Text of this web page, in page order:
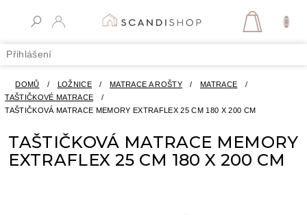
Přihlášení
DOMŮ / LOŽNICE / MATRACE A ROŠTY / MATRACE
/
TAŠTIČKOVÉ MATRACE
/
TAŠTIČKOVÁ MATRACE MEMORY EXTRAFLEX 25 CM 180 X 200 CM
TAŠTIČKOVÁ MATRACE MEMORY
EXTRAFLEX 25 CM 180 X 200 CM